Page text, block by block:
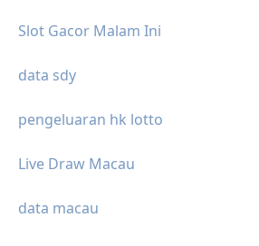
Slot Gacor Malam Ini
data sdy
pengeluaran hk lotto
Live Draw Macau
data macau